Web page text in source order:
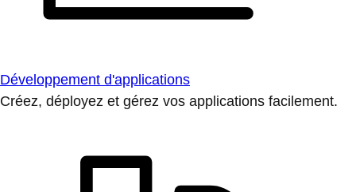
Développement d'applications
Créez, déployez et gérez vos applications facilement.